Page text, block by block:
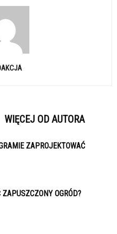
WIĘCEJ OD AUTORA
ZAPROJEKTOWAĆ
OGRÓD?